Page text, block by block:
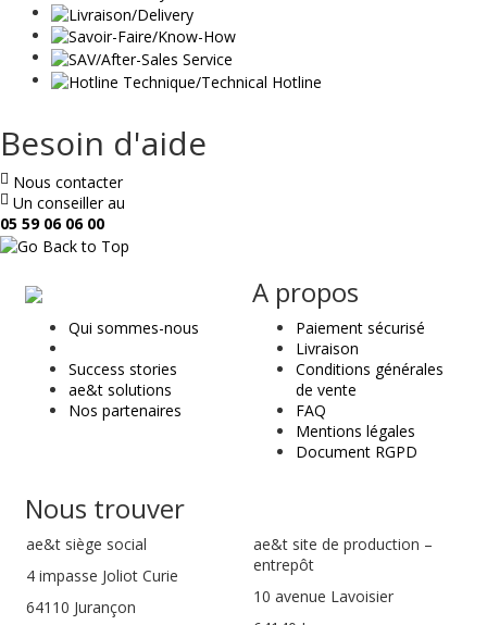
Besoin d'aide
Nous contacter
Un conseiller au
05 59 06 06 00
ae
&
t
Qui sommes-nous
Success stories
ae&t solutions
Nos partenaires
A propos
Paiement sécurisé
Livraison
Conditions générales
de vente
FAQ
Mentions légales
Document RGPD
Nous trouver
ae&t siège social
4 impasse Joliot Curie
64110 Jurançon
ae&t site de production –
entrepôt
10 avenue Lavoisier